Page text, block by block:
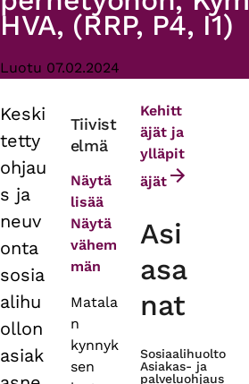
HVA, (RRP, P4, I1)
Luotu 07.02.2024
Primary
tabs
Keski
tetty
ohjau
s ja
neuv
onta
sosia
alihu
ollon
asiak
Tiivist
elmä
Näytä
lisää
Näytä
vähem
män
Matala
n
kynnyk
sen
Kehitt
äjät ja
ylläpit
äjät
Asi
asa
nat
Sosiaalihuolto
Asiakas- ja
palveluohjaus